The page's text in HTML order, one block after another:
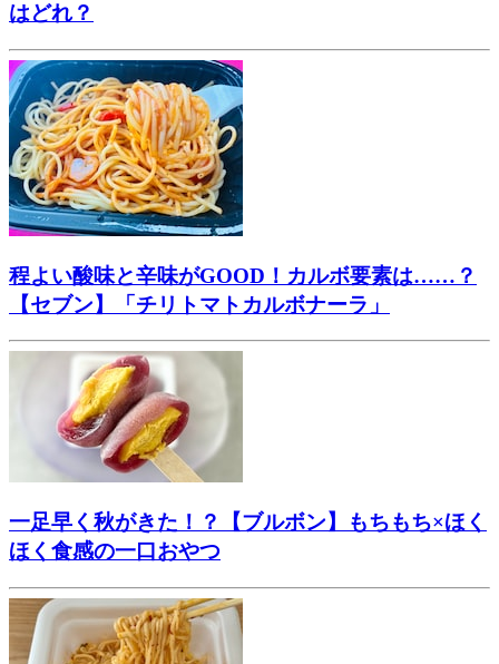
はどれ？
程よい酸味と辛味がGOOD！カルボ要素は……？
【セブン】「チリトマトカルボナーラ」
一足早く秋がきた！？【ブルボン】もちもち×ほく
ほく食感の一口おやつ